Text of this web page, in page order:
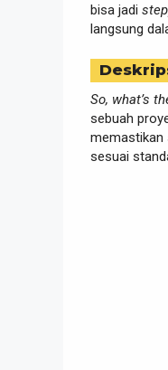
bisa jadi
langsung
So, what’s
sebuah
memastikan
sesuai